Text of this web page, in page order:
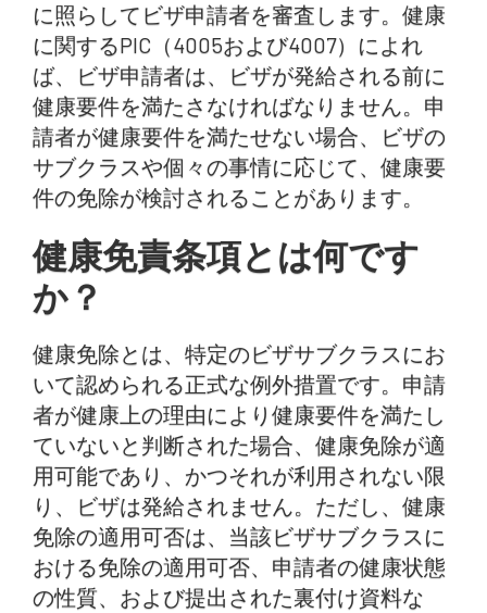
医療免除申請の審査方法
健康上の理由による免除を裏付ける証拠
思いやりに満ちた、そして心を打つ事情
医療免除と抗レトロウイルス療法（ART）の見直し
健康免除申請において専門家の助言が重要な理由
健康免除に関するサポートが必要ですか？
よくある質問
に照らしてビザ申請者を審査します。健康
に関するPIC（4005および4007）によれ
ば、ビザ申請者は、ビザが発給される前に
健康要件を満たさなければなりません。申
請者が健康要件を満たせない場合、ビザの
サブクラスや個々の事情に応じて、健康要
件の免除が検討されることがあります。
健康免責条項とは何です
か？
健康免除とは、特定のビザサブクラスにお
いて認められる正式な例外措置です。申請
者が健康上の理由により健康要件を満たし
ていないと判断された場合、健康免除が適
用可能であり、かつそれが利用されない限
り、ビザは発給されません。ただし、健康
免除の適用可否は、当該ビザサブクラスに
おける免除の適用可否、申請者の健康状態
の性質、および提出された裏付け資料な